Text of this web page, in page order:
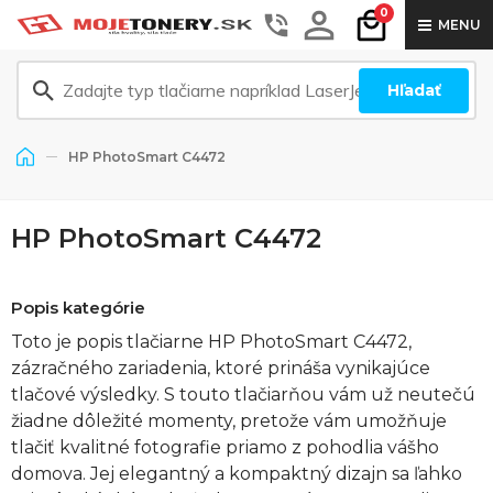
0
MENU
Hľadať
HP PhotoSmart C4472
HP PhotoSmart C4472
Popis kategórie
Toto je popis tlačiarne HP PhotoSmart C4472,
zázračného zariadenia, ktoré prináša vynikajúce
tlačové výsledky. S touto tlačiarňou vám už neutečú
žiadne dôležité momenty, pretože vám umožňuje
tlačiť kvalitné fotografie priamo z pohodlia vášho
domova. Jej elegantný a kompaktný dizajn sa ľahko